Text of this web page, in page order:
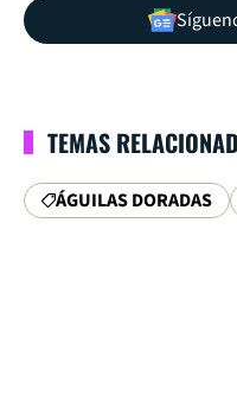
TEMAS
ÁGUILAS DORADAS